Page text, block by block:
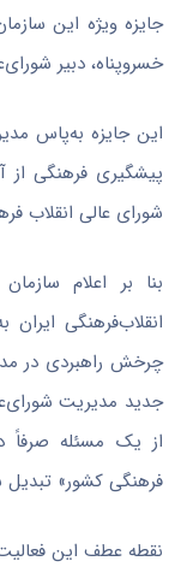
جایزه ویژه این
خسروپناه، دبیر
این جایزه به‌پاس
پیشگیری فرهنگی از
شورای عالی انقلاب
بنا بر اعلام
انقلاب‌فرهنگی ایران
چرخش راهبردی در
جدید مدیریت
از یک مسئله صرفاً
فرهنگی کشور»
نقطه عطف این